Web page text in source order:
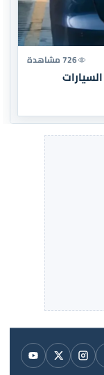
726 مشاهدة